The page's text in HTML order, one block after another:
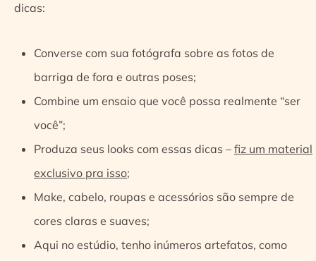
dicas:
Converse com sua fotógrafa sobre as fotos de
barriga de fora e outras poses;
Combine um ensaio que você possa realmente “ser
você”;
Produza seus looks com essas dicas – fiz um material
exclusivo pra isso;
Make, cabelo, roupas e acessórios são sempre de
cores claras e suaves;
Aqui no estúdio, tenho inúmeros artefatos, como